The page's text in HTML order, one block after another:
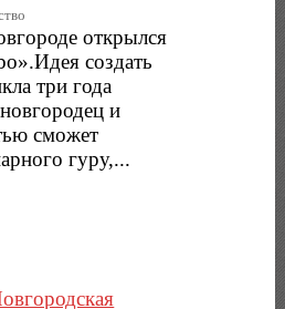
открылся
создать
три года
и
сможет
гуру,...